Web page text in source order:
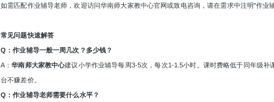
如需匹配作业辅导老师，欢迎访问华南师大家教中心官网或致电咨询，请在需求中注明"作业
常见问题快速解答
Q：作业辅导一般一周几次？多少钱？
A：华南师大家教中心建议小学作业辅导每周3-5次，每次1-1.5小时。课时费略低于同年级补
台不赚差价。
Q：作业辅导老师需要什么水平？